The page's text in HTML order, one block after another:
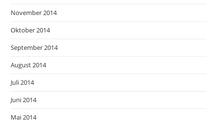
November 2014
Oktober 2014
September 2014
August 2014
Juli 2014
Juni 2014
Mai 2014